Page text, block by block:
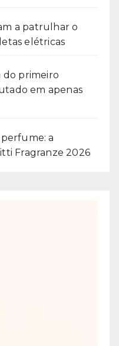
a patrulhar o
elétricas
do primeiro
em apenas
a
Fragranze 2026